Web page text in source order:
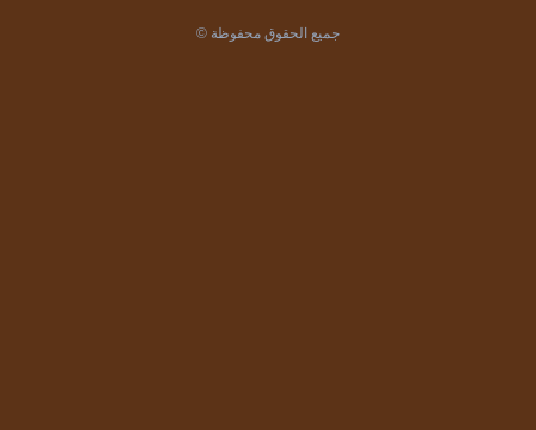
© جميع الحقوق محفوظة